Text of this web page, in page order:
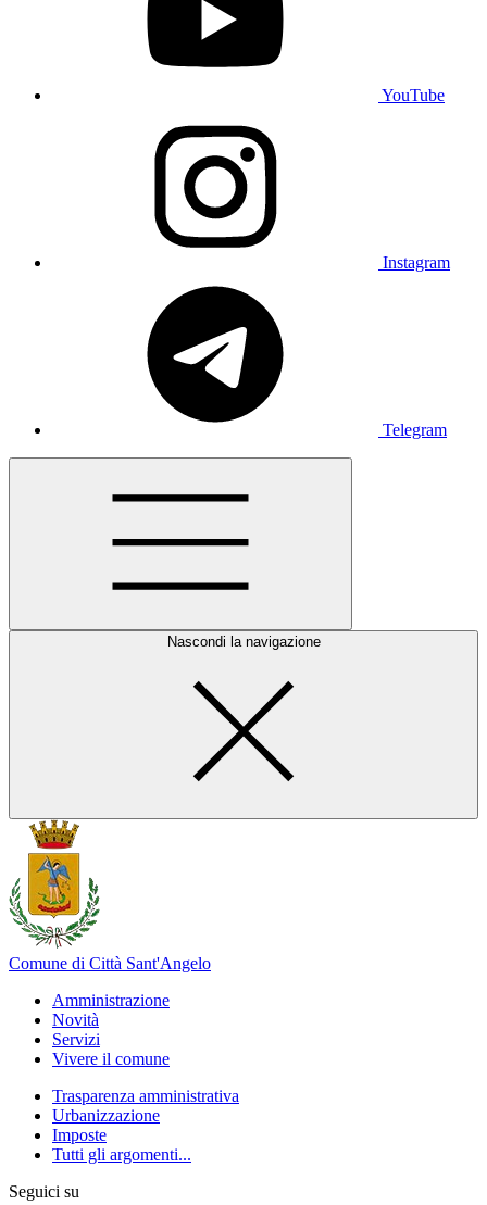
YouTube
Instagram
Telegram
Nascondi la navigazione
Comune di Città Sant'Angelo
Amministrazione
Novità
Servizi
Vivere il comune
Trasparenza amministrativa
Urbanizzazione
Imposte
Tutti gli argomenti...
Seguici su